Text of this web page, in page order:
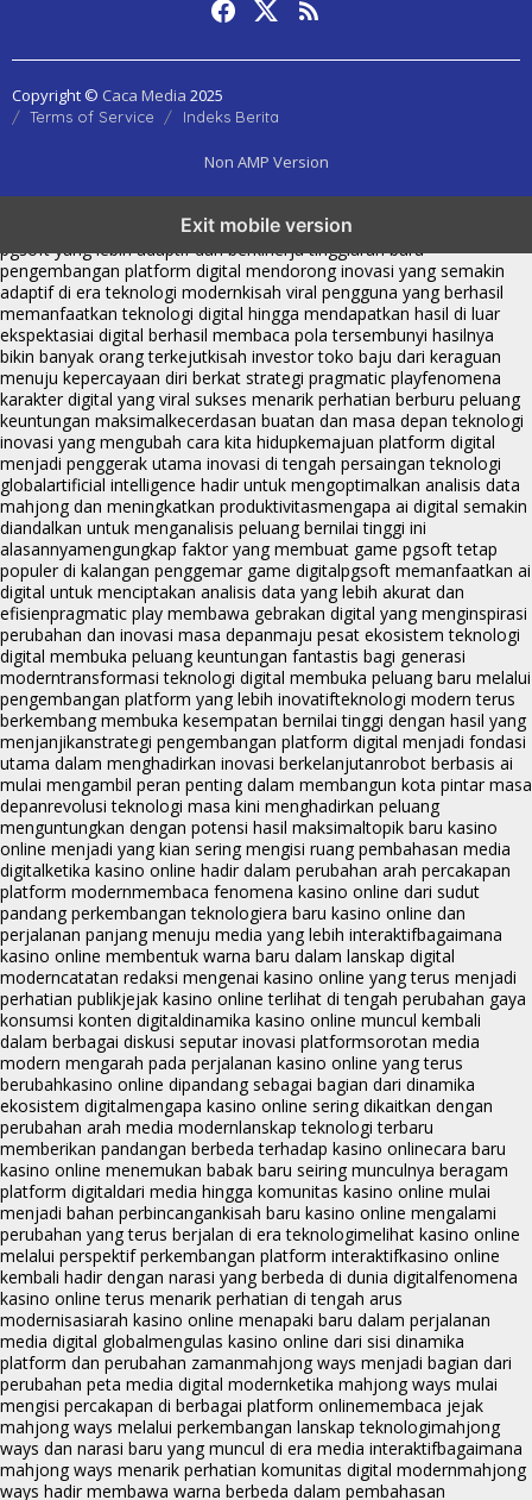
Copyright © Caca Media 2025
Terms of Service Indeks Berita
Non AMP Version
Exit mobile version
menghadirkan inovasi berkualitasai digital menjadi kunci analisis data
pgsoft yang lebih adaptif dan berkinerja tinggiarah baru
pengembangan platform digital mendorong inovasi yang semakin
adaptif di era teknologi modernkisah viral pengguna yang berhasil
memanfaatkan teknologi digital hingga mendapatkan hasil di luar
ekspektasiai digital berhasil membaca pola tersembunyi hasilnya
bikin banyak orang terkejutkisah investor toko baju dari keraguan
menuju kepercayaan diri berkat strategi pragmatic playfenomena
karakter digital yang viral sukses menarik perhatian berburu peluang
keuntungan maksimalkecerdasan buatan dan masa depan teknologi
inovasi yang mengubah cara kita hidupkemajuan platform digital
menjadi penggerak utama inovasi di tengah persaingan teknologi
globalartificial intelligence hadir untuk mengoptimalkan analisis data
mahjong dan meningkatkan produktivitasmengapa ai digital semakin
diandalkan untuk menganalisis peluang bernilai tinggi ini
alasannyamengungkap faktor yang membuat game pgsoft tetap
populer di kalangan penggemar game digitalpgsoft memanfaatkan ai
digital untuk menciptakan analisis data yang lebih akurat dan
efisienpragmatic play membawa gebrakan digital yang menginspirasi
perubahan dan inovasi masa depanmaju pesat ekosistem teknologi
digital membuka peluang keuntungan fantastis bagi generasi
moderntransformasi teknologi digital membuka peluang baru melalui
pengembangan platform yang lebih inovatifteknologi modern terus
berkembang membuka kesempatan bernilai tinggi dengan hasil yang
menjanjikanstrategi pengembangan platform digital menjadi fondasi
utama dalam menghadirkan inovasi berkelanjutanrobot berbasis ai
mulai mengambil peran penting dalam membangun kota pintar masa
depanrevolusi teknologi masa kini menghadirkan peluang
menguntungkan dengan potensi hasil maksimaltopik baru kasino
online menjadi yang kian sering mengisi ruang pembahasan media
digitalketika kasino online hadir dalam perubahan arah percakapan
platform modernmembaca fenomena kasino online dari sudut
pandang perkembangan teknologiera baru kasino online dan
perjalanan panjang menuju media yang lebih interaktifbagaimana
kasino online membentuk warna baru dalam lanskap digital
moderncatatan redaksi mengenai kasino online yang terus menjadi
perhatian publikjejak kasino online terlihat di tengah perubahan gaya
konsumsi konten digitaldinamika kasino online muncul kembali
dalam berbagai diskusi seputar inovasi platformsorotan media
modern mengarah pada perjalanan kasino online yang terus
berubahkasino online dipandang sebagai bagian dari dinamika
ekosistem digitalmengapa kasino online sering dikaitkan dengan
perubahan arah media modernlanskap teknologi terbaru
memberikan pandangan berbeda terhadap kasino onlinecara baru
kasino online menemukan babak baru seiring munculnya beragam
platform digitaldari media hingga komunitas kasino online mulai
menjadi bahan perbincangankisah baru kasino online mengalami
perubahan yang terus berjalan di era teknologimelihat kasino online
melalui perspektif perkembangan platform interaktifkasino online
kembali hadir dengan narasi yang berbeda di dunia digitalfenomena
kasino online terus menarik perhatian di tengah arus
modernisasiarah kasino online menapaki baru dalam perjalanan
media digital globalmengulas kasino online dari sisi dinamika
platform dan perubahan zamanmahjong ways menjadi bagian dari
perubahan peta media digital modernketika mahjong ways mulai
mengisi percakapan di berbagai platform onlinemembaca jejak
mahjong ways melalui perkembangan lanskap teknologimahjong
ways dan narasi baru yang muncul di era media interaktifbagaimana
mahjong ways menarik perhatian komunitas digital modernmahjong
ways hadir membawa warna berbeda dalam pembahasan